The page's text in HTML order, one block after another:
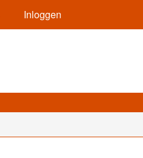
Inloggen